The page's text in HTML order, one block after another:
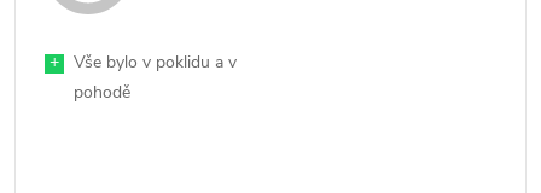
+
Vše bylo v poklidu a v
pohodě